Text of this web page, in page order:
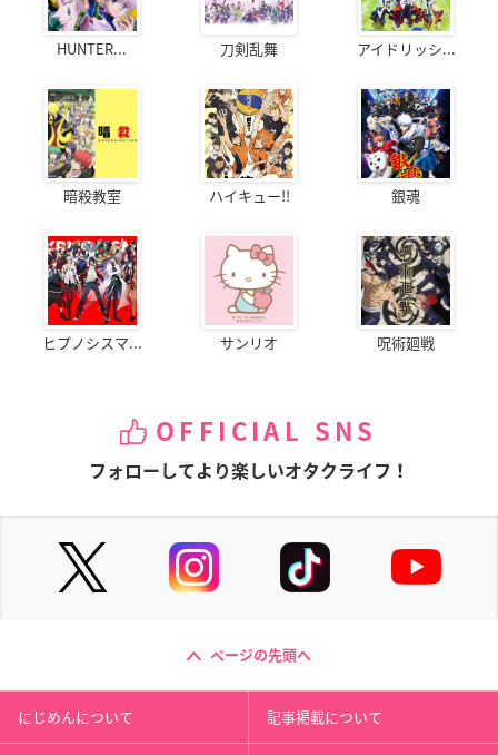
HUNTER... 刀剣乱舞 アイドリッシ...
暗殺教室 ハイキュー!! 銀魂
ヒプノシスマ... サンリオ 呪術廻戦
OFFICIAL SNS
フォローしてより楽しいオタクライフ！
ページの先頭へ
にじめんについて 記事掲載について